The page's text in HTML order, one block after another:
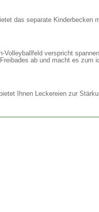
das separate Kinderbecken
Volleyballfeld verspricht
ab und macht es zum
Ihnen Leckereien zur